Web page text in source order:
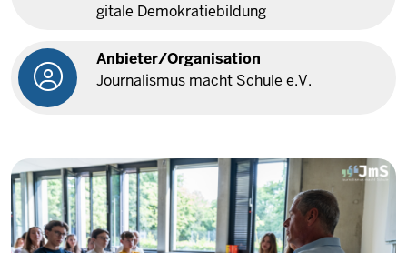
gitale De­mo­kra­tie­bildung
An­bieter/Or­ga­ni­sation
Jour­na­lismus macht Schule e.V.